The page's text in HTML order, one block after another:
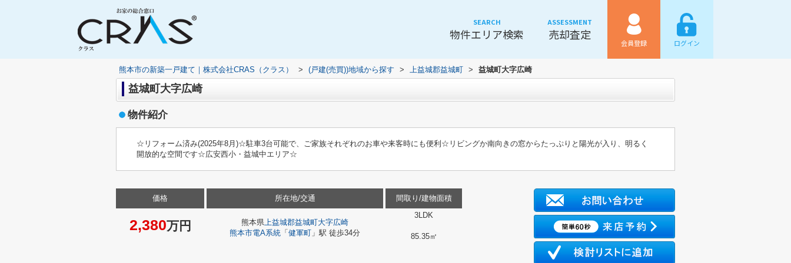
SEARCH
物件エリア検索
ASSESSMENT
売却査定
会員登録 ログイン
熊本市の新築一戸建て｜株式会社CRAS（クラス） > (戸建(売買))地域から探す > 上益城郡益城町 > 益城町大字広崎
益城町大字広崎
物件紹介
☆リフォーム済み(2025年8月)☆駐車3台可能で、ご家族それぞれのお車や来客時にも便利☆リビングか南向きの窓からたっぷりと陽光が入り、明るく
開放的な空間です☆広安西小・益城中エリア☆
価格
2,380万円
所在地/交通
熊本県上益城郡益城町大字広崎
熊本市電A系統 「 健軍町 」駅 徒歩34分
間取り/建物面積
3LDK
85.35㎡